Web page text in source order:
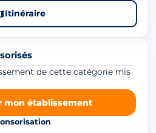
Itinéraire
de cette catégorie mis
mon établissement